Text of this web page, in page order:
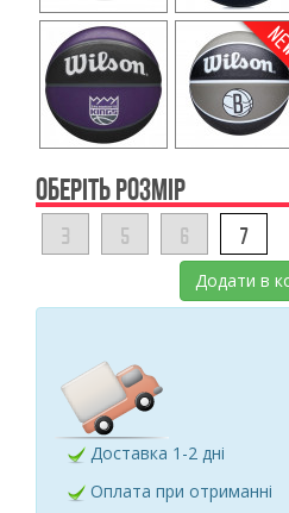
ОБЕРІТЬ РОЗМІР
3 5 6 7
Додати в
Доставка 1-2 дні
Оплата при отриманні